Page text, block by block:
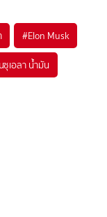
#Elon Musk
นซุเอลา น้ำมัน